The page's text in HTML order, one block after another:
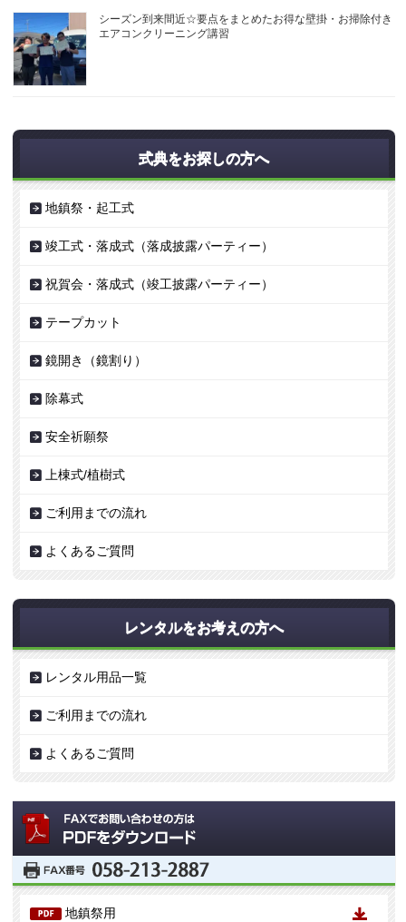
シーズン到来間近☆要点をまとめたお得な壁掛・お掃除付き
エアコンクリーニング講習
式典をお探しの方へ
地鎮祭・起工式
竣工式・落成式（落成披露パーティー）
祝賀会・落成式（竣工披露パーティー）
テープカット
鏡開き（鏡割り）
除幕式
安全祈願祭
上棟式/植樹式
ご利用までの流れ
よくあるご質問
レンタルをお考えの方へ
レンタル用品一覧
ご利用までの流れ
よくあるご質問
地鎮祭用